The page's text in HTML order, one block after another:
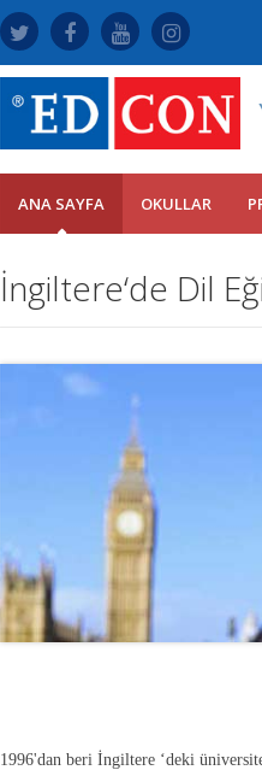
ANA SAYFA OKULLAR
İngiltere‘de Dil
1996'dan beri İngiltere ‘deki